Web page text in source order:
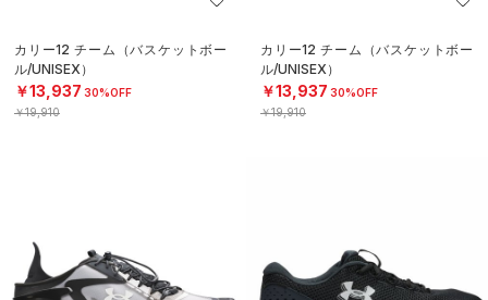
カリー12 チーム（バスケットボー
ル/UNISEX）
￥13,937 30%OFF
￥19,910
カリー12 チーム（バスケットボー
ル/UNISEX）
￥13,937 30%OFF
￥19,910